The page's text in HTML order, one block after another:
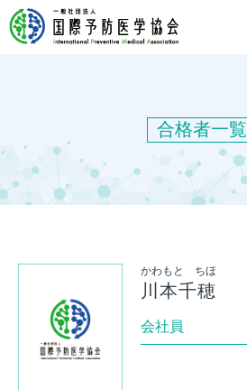
合格者一覧
かわもと ちほ
川本千穂
会社員